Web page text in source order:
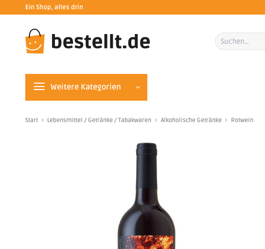
springen
Ein Shop, alles drin
Suchen
nach:
Weitere Kategorien
Start » Lebensmittel / Getränke / Tabakwaren » Alkoholische Getränke » Rotwein